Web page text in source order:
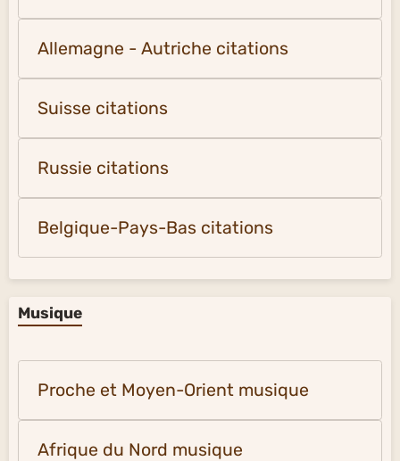
Allemagne - Autriche citations
Suisse citations
Russie citations
Belgique-Pays-Bas citations
Musique
Proche et Moyen-Orient musique
Afrique du Nord musique